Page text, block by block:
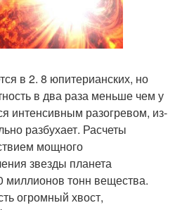
в 2. 8 юпитерианских, но
в два раза меньше чем у
интенсивным разогревом, из-
разбухает. Расчеты
мощного
звезды планета
миллионов тонн вещества.
огромный хвост,